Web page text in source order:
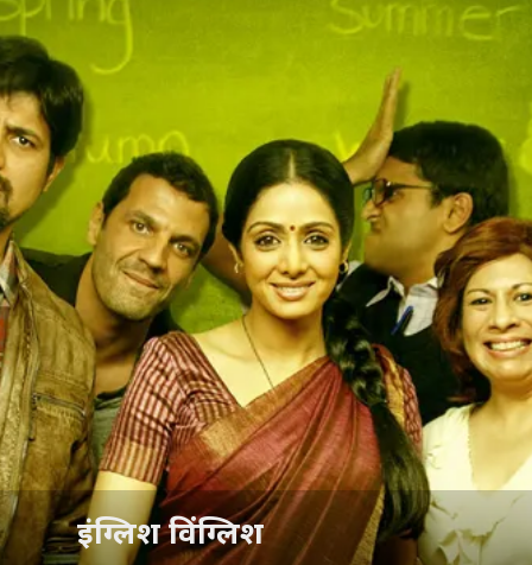
इंग्लिश विंग्लिश